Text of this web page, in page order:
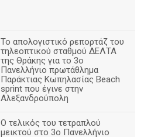
Το απολογιστικό ρεπορτάζ του
τηλεοπτικού σταθμού ΔΕΛΤΑ
της Θράκης για το 3ο
Πανελλήνιο πρωτάθλημα
Παράκτιας Κωπηλασίας Beach
sprint που έγινε στην
Αλεξανδρούπολη
Ο τελικός του τετραπλού
μεικτού στο 3ο Πανελλήνιο